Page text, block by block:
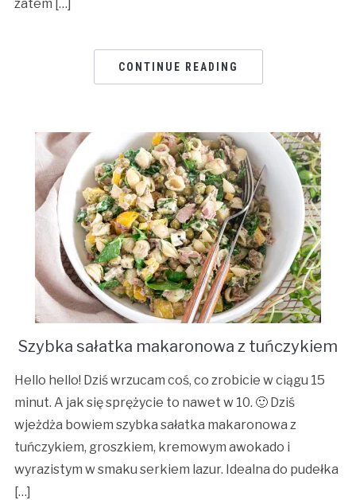
zatem […]
CONTINUE READING
Szybka sałatka makaronowa z tuńczykiem
Hello hello! Dziś wrzucam coś, co zrobicie w ciągu 15
minut. A jak się sprężycie to nawet w 10. 🙂 Dziś
wjeżdża bowiem szybka sałatka makaronowa z
tuńczykiem, groszkiem, kremowym awokado i
wyrazistym w smaku serkiem lazur. Idealna do pudełka
[…]